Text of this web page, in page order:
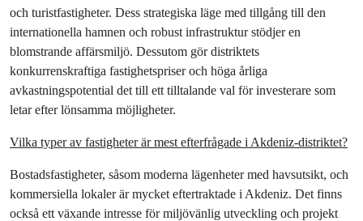
och turistfastigheter. Dess strategiska läge med tillgång till den
internationella hamnen och robust infrastruktur stödjer en
blomstrande affärsmiljö. Dessutom gör distriktets
konkurrenskraftiga fastighetspriser och höga årliga
avkastningspotential det till ett tilltalande val för investerare som
letar efter lönsamma möjligheter.
Vilka typer av fastigheter är mest efterfrågade i Akdeniz-distriktet?
Bostadsfastigheter, såsom moderna lägenheter med havsutsikt, och
kommersiella lokaler är mycket eftertraktade i Akdeniz. Det finns
också ett växande intresse för miljövänlig utveckling och projekt